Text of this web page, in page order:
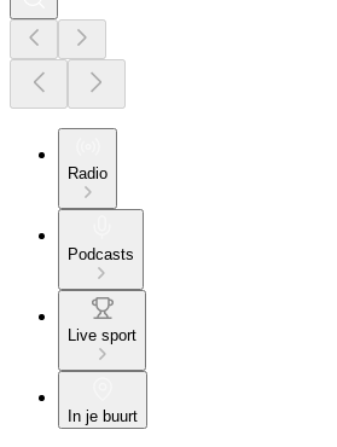
Radio
Podcasts
Live sport
In je buurt